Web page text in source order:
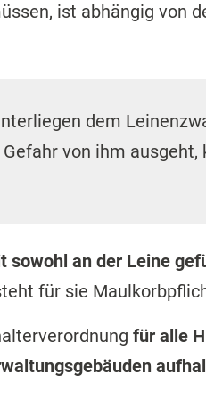
ist abhängig von
dem
von ihm ausgeht,
sowohl an der Leine
für sie
für alle